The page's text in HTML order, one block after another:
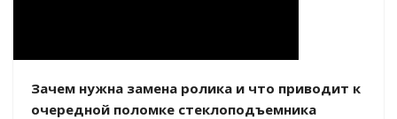
Зачем нужна замена ролика и что приводит к
очередной поломке стеклоподъемника